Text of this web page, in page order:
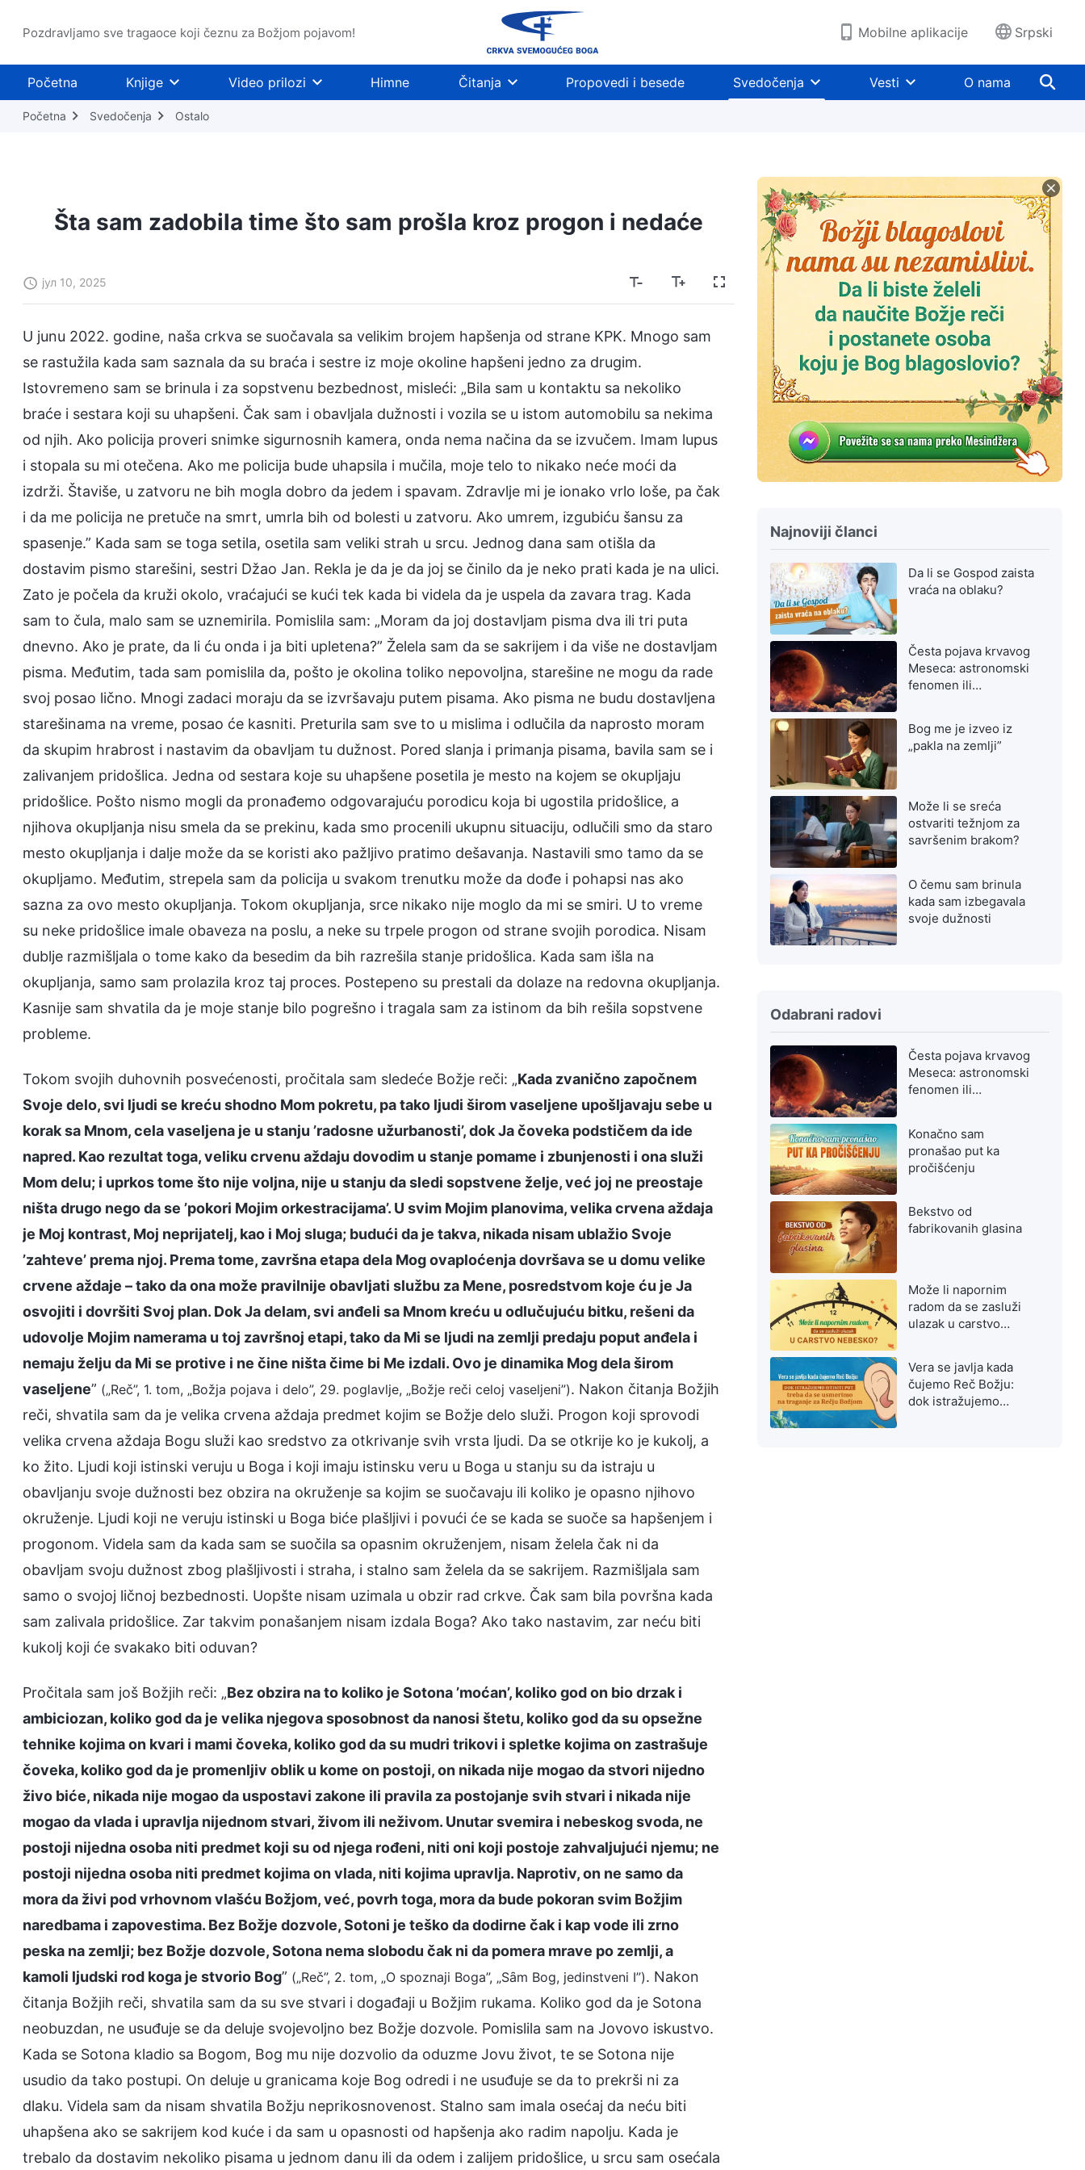
Pozdravljamo sve tragaoce koji čeznu za Božjom pojavom! Mobilne aplikacije Srpski
Početna Knjige Video prilozi Himne Čitanja Propovedi i besede Svedočenja Vesti O nama
Početna Svedočenja Ostalo
Šta sam zadobila time što sam prošla kroz progon i nedaće
јул 10, 2025
U junu 2022. godine, naša crkva se suočavala sa velikim brojem hapšenja od strane KPK. Mnogo sam
se rastužila kada sam saznala da su braća i sestre iz moje okoline hapšeni jedno za drugim.
Istovremeno sam se brinula i za sopstvenu bezbednost, misleći: „Bila sam u kontaktu sa nekoliko
braće i sestara koji su uhapšeni. Čak sam i obavljala dužnosti i vozila se u istom automobilu sa nekima
od njih. Ako policija proveri snimke sigurnosnih kamera, onda nema načina da se izvučem. Imam lupus
i stopala su mi otečena. Ako me policija bude uhapsila i mučila, moje telo to nikako neće moći da
izdrži. Štaviše, u zatvoru ne bih mogla dobro da jedem i spavam. Zdravlje mi je ionako vrlo loše, pa čak
i da me policija ne pretuče na smrt, umrla bih od bolesti u zatvoru. Ako umrem, izgubiću šansu za
spasenje.” Kada sam se toga setila, osetila sam veliki strah u srcu. Jednog dana sam otišla da
dostavim pismo starešini, sestri Džao Jan. Rekla je da je da joj se činilo da je neko prati kada je na ulici.
Zato je počela da kruži okolo, vraćajući se kući tek kada bi videla da je uspela da zavara trag. Kada
sam to čula, malo sam se uznemirila. Pomislila sam: „Moram da joj dostavljam pisma dva ili tri puta
dnevno. Ako je prate, da li ću onda i ja biti upletena?” Želela sam da se sakrijem i da više ne dostavljam
pisma. Međutim, tada sam pomislila da, pošto je okolina toliko nepovoljna, starešine ne mogu da rade
svoj posao lično. Mnogi zadaci moraju da se izvršavaju putem pisama. Ako pisma ne budu dostavljena
starešinama na vreme, posao će kasniti. Preturila sam sve to u mislima i odlučila da naprosto moram
da skupim hrabrost i nastavim da obavljam tu dužnost. Pored slanja i primanja pisama, bavila sam se i
zalivanjem pridošlica. Jedna od sestara koje su uhapšene posetila je mesto na kojem se okupljaju
pridošlice. Pošto nismo mogli da pronađemo odgovarajuću porodicu koja bi ugostila pridošlice, a
njihova okupljanja nisu smela da se prekinu, kada smo procenili ukupnu situaciju, odlučili smo da staro
mesto okupljanja i dalje može da se koristi ako pažljivo pratimo dešavanja. Nastavili smo tamo da se
okupljamo. Međutim, strepela sam da policija u svakom trenutku može da dođe i pohapsi nas ako
sazna za ovo mesto okupljanja. Tokom okupljanja, srce nikako nije moglo da mi se smiri. U to vreme
su neke pridošlice imale obaveza na poslu, a neke su trpele progon od strane svojih porodica. Nisam
dublje razmišljala o tome kako da besedim da bih razrešila stanje pridošlica. Kada sam išla na
okupljanja, samo sam prolazila kroz taj proces. Postepeno su prestali da dolaze na redovna okupljanja.
Kasnije sam shvatila da je moje stanje bilo pogrešno i tragala sam za istinom da bih rešila sopstvene
probleme.
Tokom svojih duhovnih posvećenosti, pročitala sam sledeće Božje reči: „Kada zvanično započnem
Svoje delo, svi ljudi se kreću shodno Mom pokretu, pa tako ljudi širom vaseljene upošljavaju sebe u
korak sa Mnom, cela vaseljena je u stanju ’radosne užurbanosti’, dok Ja čoveka podstičem da ide
napred. Kao rezultat toga, veliku crvenu aždaju dovodim u stanje pomame i zbunjenosti i ona služi
Mom delu; i uprkos tome što nije voljna, nije u stanju da sledi sopstvene želje, već joj ne preostaje
ništa drugo nego da se ’pokori Mojim orkestracijama’. U svim Mojim planovima, velika crvena aždaja
je Moj kontrast, Moj neprijatelj, kao i Moj sluga; budući da je takva, nikada nisam ublažio Svoje
’zahteve’ prema njoj. Prema tome, završna etapa dela Mog ovaploćenja dovršava se u domu velike
crvene aždaje – tako da ona može pravilnije obavljati službu za Mene, posredstvom koje ću je Ja
osvojiti i dovršiti Svoj plan. Dok Ja delam, svi anđeli sa Mnom kreću u odlučujuću bitku, rešeni da
udovolje Mojim namerama u toj završnoj etapi, tako da Mi se ljudi na zemlji predaju poput anđela i
nemaju želju da Mi se protive i ne čine ništa čime bi Me izdali. Ovo je dinamika Mog dela širom
vaseljene” („Reč”, 1. tom, „Božja pojava i delo”, 29. poglavlje, „Božje reči celoj vaseljeni”). Nakon čitanja Božjih
reči, shvatila sam da je velika crvena aždaja predmet kojim se Božje delo služi. Progon koji sprovodi
velika crvena aždaja Bogu služi kao sredstvo za otkrivanje svih vrsta ljudi. Da se otkrije ko je kukolj, a
ko žito. Ljudi koji istinski veruju u Boga i koji imaju istinsku veru u Boga u stanju su da istraju u
obavljanju svoje dužnosti bez obzira na okruženje sa kojim se suočavaju ili koliko je opasno njihovo
okruženje. Ljudi koji ne veruju istinski u Boga biće plašljivi i povući će se kada se suoče sa hapšenjem i
progonom. Videla sam da kada sam se suočila sa opasnim okruženjem, nisam želela čak ni da
obavljam svoju dužnost zbog plašljivosti i straha, i stalno sam želela da se sakrijem. Razmišljala sam
samo o svojoj ličnoj bezbednosti. Uopšte nisam uzimala u obzir rad crkve. Čak sam bila površna kada
sam zalivala pridošlice. Zar takvim ponašanjem nisam izdala Boga? Ako tako nastavim, zar neću biti
kukolj koji će svakako biti oduvan?
Pročitala sam još Božjih reči: „Bez obzira na to koliko je Sotona ’moćan’, koliko god on bio drzak i
ambiciozan, koliko god da je velika njegova sposobnost da nanosi štetu, koliko god da su opsežne
tehnike kojima on kvari i mami čoveka, koliko god da su mudri trikovi i spletke kojima on zastrašuje
čoveka, koliko god da je promenljiv oblik u kome on postoji, on nikada nije mogao da stvori nijedno
živo biće, nikada nije mogao da uspostavi zakone ili pravila za postojanje svih stvari i nikada nije
mogao da vlada i upravlja nijednom stvari, živom ili neživom. Unutar svemira i nebeskog svoda, ne
postoji nijedna osoba niti predmet koji su od njega rođeni, niti oni koji postoje zahvaljujući njemu; ne
postoji nijedna osoba niti predmet kojima on vlada, niti kojima upravlja. Naprotiv, on ne samo da
mora da živi pod vrhovnom vlašću Božjom, već, povrh toga, mora da bude pokoran svim Božjim
naredbama i zapovestima. Bez Božje dozvole, Sotoni je teško da dodirne čak i kap vode ili zrno
peska na zemlji; bez Božje dozvole, Sotona nema slobodu čak ni da pomera mrave po zemlji, a
kamoli ljudski rod koga je stvorio Bog” („Reč”, 2. tom, „O spoznaji Boga”, „Sȃm Bog, jedinstveni I”). Nakon
čitanja Božjih reči, shvatila sam da su sve stvari i događaji u Božjim rukama. Koliko god da je Sotona
neobuzdan, ne usuđuje se da deluje svojevoljno bez Božje dozvole. Pomislila sam na Jovovo iskustvo.
Kada se Sotona kladio sa Bogom, Bog mu nije dozvolio da oduzme Jovu život, te se Sotona nije
usudio da tako postupi. On deluje u granicama koje Bog odredi i ne usuđuje se da to prekrši ni za
dlaku. Videla sam da nisam shvatila Božju neprikosnovenost. Stalno sam imala osećaj da neću biti
uhapšena ako se sakrijem kod kuće i da sam u opasnosti od hapšenja ako radim napolju. Kada je
trebalo da dostavim nekoliko pisama u jednom danu ili da odem i zalijem pridošlice, u srcu sam osećala
Najnoviji članci
Da li se Gospod zaista
vraća na oblaku?
Česta pojava krvavog
Meseca: astronomski
fenomen ili
Bog me je izveo iz
„pakla na zemlji”
Može li se sreća
ostvariti težnjom za
savršenim brakom?
O čemu sam brinula
kada sam izbegavala
svoje dužnosti
Odabrani radovi
Česta pojava krvavog
Meseca: astronomski
fenomen ili
Konačno sam
pronašao put ka
pročišćenju
Bekstvo od
fabrikovanih glasina
Može li napornim
radom da se zasluži
ulazak u carstvo
Vera se javlja kada
čujemo Reč Božju:
dok istražujemo